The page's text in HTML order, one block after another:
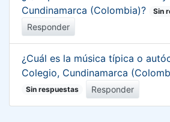
Cundinamarca (Colombia)?
Sin
Responder
¿Cuál es la música típica o
Colegio, Cundinamarca
Sin respuestas Responder